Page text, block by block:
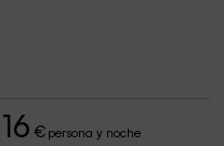
16 €persona y noche